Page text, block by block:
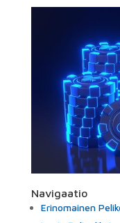
Navigaatio
Erinomainen